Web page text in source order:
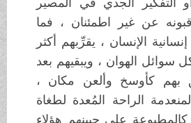
عن غير اطمئنان ، فما
الإنسان ، يقرِّبهم أكثر
الهوان ، ويبقيهم بعد
كأوسخ وألعن مكان ،
الراحة المُعدة لطغاة
على جبينهم هؤلاء